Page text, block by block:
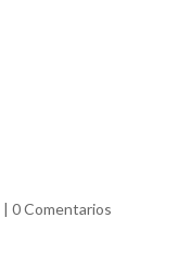
| 0 Comentarios